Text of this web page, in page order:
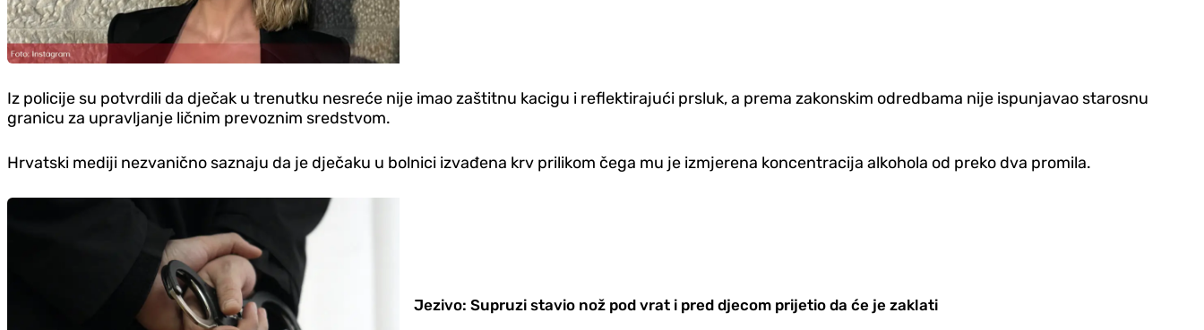
Iz policije su potvrdili da dječak u trenutku nesreće nije imao zaštitnu kacigu i reflektirajući prsluk, a prema zakonskim odredbama nije ispunjavao starosnu
granicu za upravljanje ličnim prevoznim sredstvom.
Hrvatski mediji nezvanično saznaju da je dječaku u bolnici izvađena krv prilikom čega mu je izmjerena koncentracija alkohola od preko dva promila.
Jezivo: Supruzi stavio nož pod vrat i pred djecom prijetio da će je zaklati